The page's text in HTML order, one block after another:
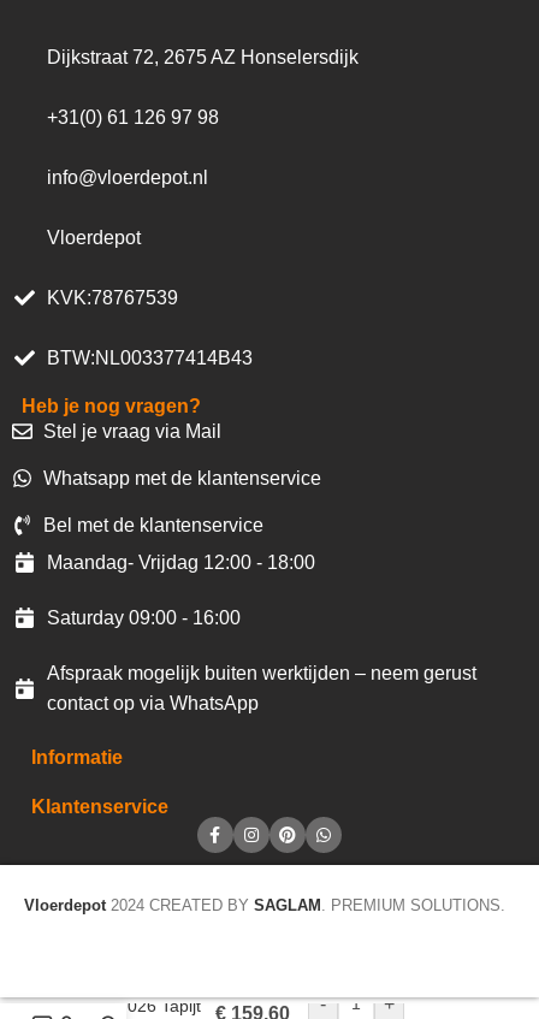
Dijkstraat 72, 2675 AZ Honselersdijk
+31(0) 61 126 97 98
info@vloerdepot.nl
Vloerdepot
KVK:78767539
BTW:NL003377414B43
Heb je nog vragen?
Stel je vraag via Mail
Whatsapp met de klantenservice
Bel met de klantenservice
Maandag- Vrijdag 12:00 - 18:00
Saturday 09:00 - 16:00
Afspraak mogelijk buiten werktijden – neem gerust
contact op via WhatsApp
Informatie
Klantenservice
Vloerdepot 2024 CREATED BY SAGLAM . PREMIUM SOLUTIONS.
Trend 026 Tapijt
€ 159,60 - +